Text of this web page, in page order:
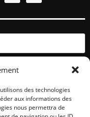
des technologies
aux informations des
nous permettra de